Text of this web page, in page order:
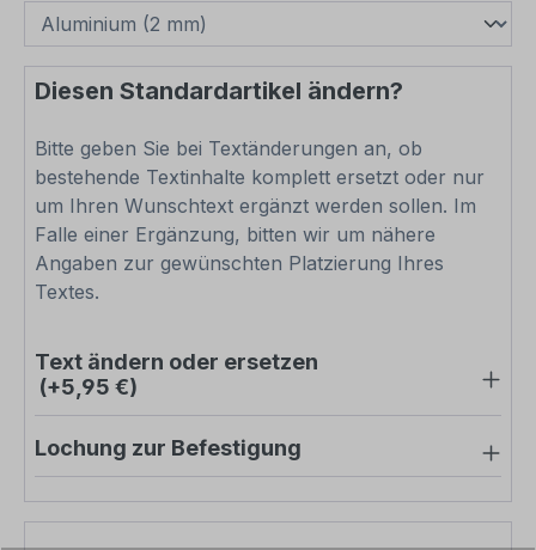
Diesen Standardartikel ändern?
Bitte geben Sie bei Textänderungen an, ob
bestehende Textinhalte komplett ersetzt oder nur
um Ihren Wunschtext ergänzt werden sollen. Im
Falle einer Ergänzung, bitten wir um nähere
Angaben zur gewünschten Platzierung Ihres
Textes.
Text ändern oder ersetzen
(+5,95 €)
Lochung zur Befestigung